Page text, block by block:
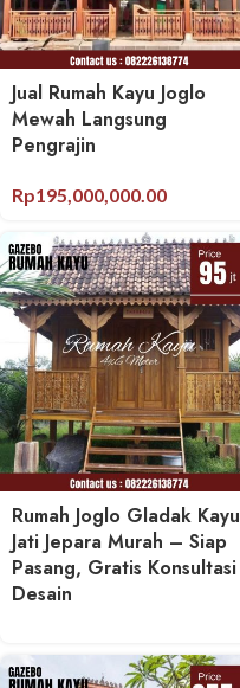
Jual Rumah Kayu Joglo
Mewah Langsung
Pengrajin
Rp195,000,000.00
Rumah Joglo Gladak Kayu
Jati Jepara Murah – Siap
Pasang, Gratis Konsultasi
Desain